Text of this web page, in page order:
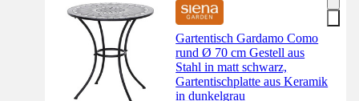
Gartentisch Gardamo Como
rund Ø 70 cm Gestell aus
Stahl in matt schwarz,
Gartentischplatte aus Keramik
in dunkelgrau